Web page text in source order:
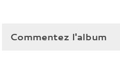
Commentez l'album